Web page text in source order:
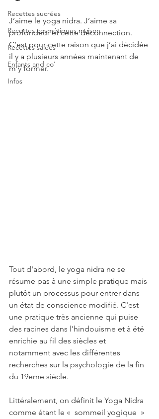
Recettes sucrées
Recettes cosmétiques maison
Recettes salées
Enfants and co'
Infos
J’aime le yoga nidra. J’aime sa
profondeur et cette déconnection.
C’est pour cette raison que j’ai décidée
il y a plusieurs années maintenant de
m’y former.
Tout d'abord, le yoga nidra ne se
résume pas à une simple pratique mais
plutôt un processus pour entrer dans
un état de conscience modifié. C'est
une pratique très ancienne qui puise
des racines dans l'hindouisme et à été
enrichie au fil des siècles et
notamment avec les différentes
recherches sur la psychologie de la fin
du 19eme siècle.
Littéralement, on définit le Yoga Nidra
comme étant le «  sommeil yogique  »